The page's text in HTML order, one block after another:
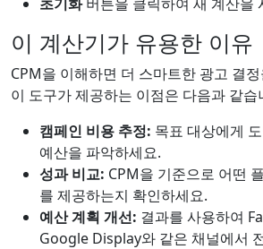
이 계산기가 유용한 이유
CPM을 이해하면 더 스마트한 광고 결
이 도구가 제공하는 이점은 다음과 같습
캠페인 비용 추정: 목표 대상에게
예산을 파악하세요.
성과 비교: CPM을 기준으로 어떤
를 제공하는지 확인하세요.
예산 계획 개선: 결과를 사용하여
Google Display와 같은 채널에서